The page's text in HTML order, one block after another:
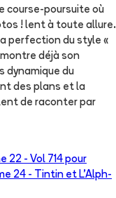
course-poursuite où
! lent à toute allure.
perfection du style «
déjà son
dynamique du
des plans et la
de raconter par
22 - Vol 714 pour
24 -
Tintin et L'Alph-